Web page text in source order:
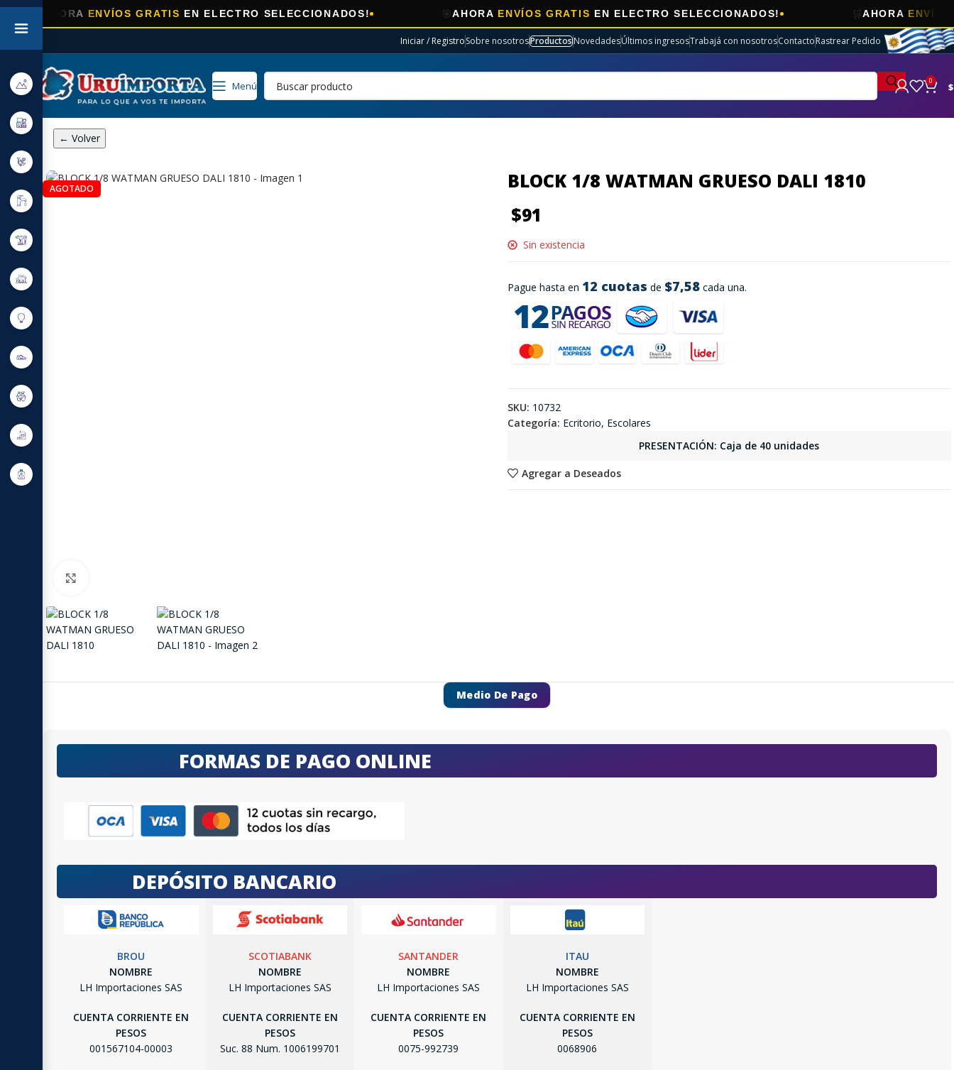
ENVÍOS GRATISEN ELECTRO SELECCIONADOS! ENVÍOS GRATISEN ELECTRO SELECCIONADOS! ENVÍOS GRATIS
Iniciar / RegistroSobre nosotrosProductosNovedadesÚltimos ingresosTrabajá con nosotrosContactoRastrear Pedido
Menú 0 $
← Volver
AGOTADO BLOCK 1/8 WATMAN GRUESO DALI 1810
$91
Pague hasta en 12 cuotas de $7,58cada una.
Sin existencia
Agregar a Deseados
SKU: 10732
Categoría: Ecritorio, Escolares
PRESENTACIÓN: Caja de 40 unidades
Medio De Pago
FORMAS DE PAGO ONLINE
DEPÓSITO BANCARIO
BROU
NOMBRE
LH Importaciones SAS
CUENTA CORRIENTE EN
PESOS
001567104-00003
SCOTIABANK
NOMBRE
LH Importaciones SAS
CUENTA CORRIENTE EN
PESOS
Suc. 88 Num. 1006199701
SANTANDER
NOMBRE
LH Importaciones SAS
CUENTA CORRIENTE EN
PESOS
0075-992739
ITAU
NOMBRE
LH Importaciones SAS
CUENTA CORRIENTE EN
PESOS
0068906
SEGUÍ COMPRANDO